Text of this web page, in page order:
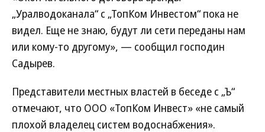
„Уралводоканала“ с „ТопКом Инвестом“ пока не
видел. Еще не знаю, будут ли сети переданы нам
или кому-то другому», — сообщил господин
Садырев.
Представители местных властей в беседе с „Ъ“
отмечают, что ООО «ТопКом Инвест» «не самый
плохой владелец систем водоснабжения».